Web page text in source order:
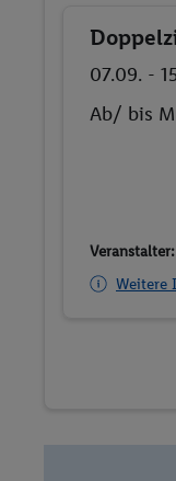
Buchen
07.09. -
Ab/ bis
Veranstalter:
Weitere